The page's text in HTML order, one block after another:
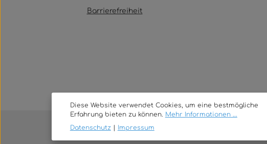
Barrierefreiheit
Diese Website verwendet Cookies, um eine bestmögliche
Erfahrung bieten zu können. Mehr Informationen ...
Datenschutz
Impressum